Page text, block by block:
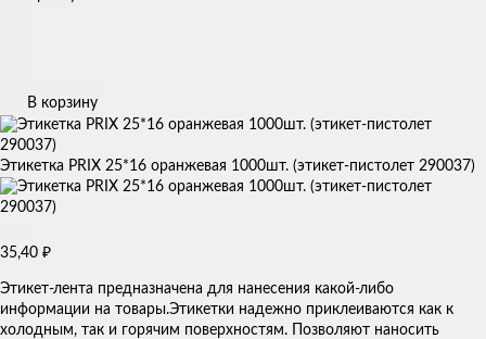
В корзину
Этикетка PRIX 25*16 оранжевая 1000шт. (этикет-пистолет 290037)
35,40 ₽
Этикет-лента предназначена для нанесения какой-либо
информации на товары.Этикетки надежно приклеиваются как к
холодным, так и горячим поверхностям. Позволяют наносить